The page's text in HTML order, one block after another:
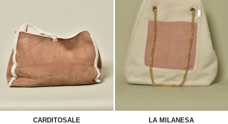
CARDITOSALE LA MILANESA